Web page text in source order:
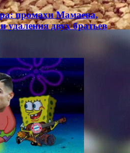
промахи Мамаева,
удаления двух братьев